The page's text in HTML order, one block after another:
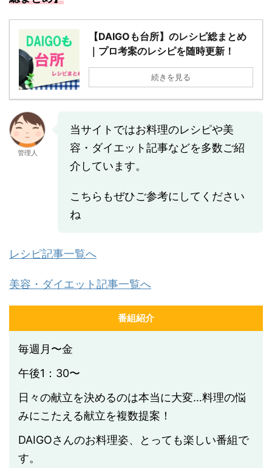
【DAIGOも台所】のレシピ総まとめ
｜プロ考案のレシピを随時更新！
続きを見る
管理人
当サイトではお料理のレシピや美
容・ダイエット記事などを多数ご紹
介しています。
こちらもぜひご参考にしてください
ね
レシピ記事一覧へ
美容・ダイエット記事一覧へ
番組紹介
毎週月〜金
午後1：30〜
日々の献立を決めるのは本当に大変…料理の悩
みにこたえる献立を複数提案！
DAIGOさんのお料理姿、とっても楽しい番組で
す。